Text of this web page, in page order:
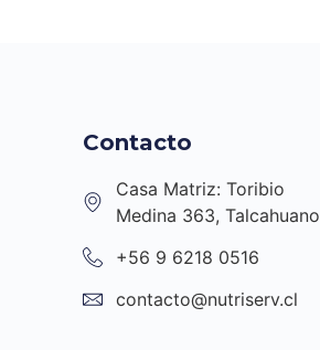
Contacto
Casa Matriz: Toribio
Medina 363, Talcahuano
+56 9 6218 0516
contacto@nutriserv.cl